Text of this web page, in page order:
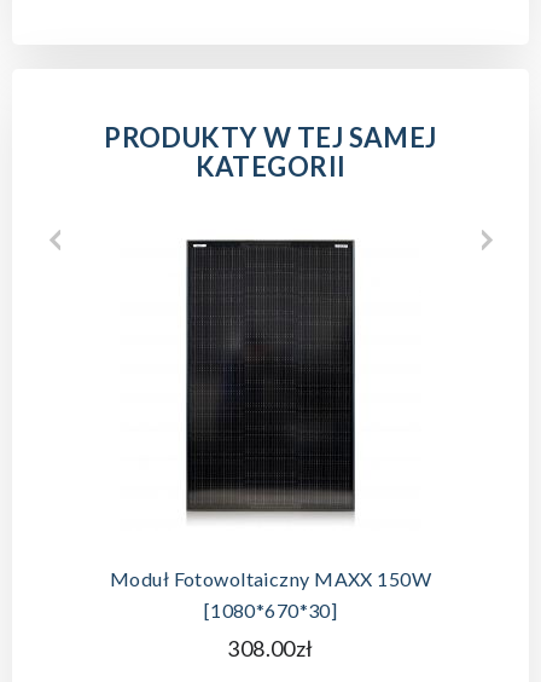
PRODUKTY W TEJ SAMEJ
KATEGORII
DODAJ DO KOSZYKA
Moduł Fotowoltaiczny MAXX 150W
[1080*670*30]
308.00zł